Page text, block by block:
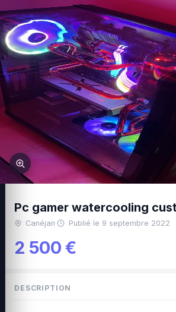
DESCRIPTION
Pc gamer watercooling
Canéjan· Publié le 9 septembre 2022
2 500 €